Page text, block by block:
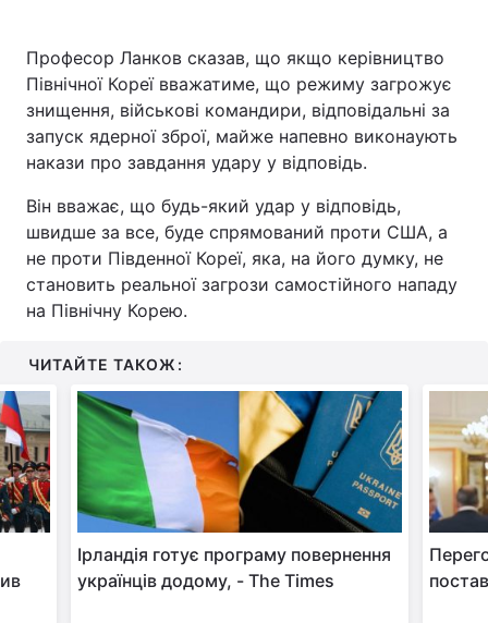
Професор Ланков сказав, що якщо керівництво
Північної Кореї вважатиме, що режиму загрожує
знищення, військові командири, відповідальні за
запуск ядерної зброї, майже напевно виконаують
накази про завдання удару у відповідь.
Він вважає, що будь-який удар у відповідь,
швидше за все, буде спрямований проти США, а
не проти Південної Кореї, яка, на його думку, не
становить реальної загрози самостійного нападу
на Північну Корею.
ЧИТАЙТЕ ТАКОЖ:
Ірландія готує програму повернення
українців додому, - The Times